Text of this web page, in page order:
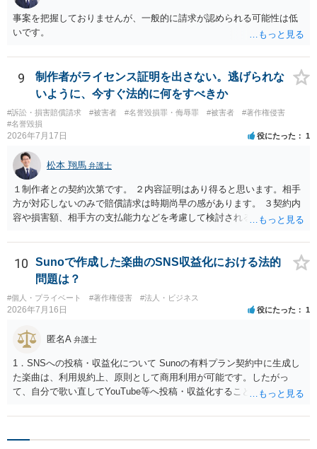
事案を把握しておりませんが、一般的に請求が認められる可能性は低
いです。
9
制作者がライセンス証明を出さない。逃げられな
いように、今すぐ法的に何をすべきか
#訴訟・損害賠償請求 #被害者 #名誉毀損罪・侮辱罪 #被害者
#著作権侵害
#名誉毀損
2026年7月17日 役にたった 1
松本 翔馬 弁護士
１制作者との契約次第です。 ２内容証明はあり得ると思います。相手
方が対応しないのみで賠償請求は時期尚早の感があります。 ３契約内
容や損害額、相手方の支払能力などを考慮して検討されるとよいでし
求する場合もありますが、認められるのはごく一部です。 ５事案の詳
細な検討が必要です。遅延損害金の発生なども確認するとよいでしょ
う。 ６弁護士に窓口を一本化して、直接連絡を避けることも方法の一
10
Sunoで作成した楽曲のSNS収益化における法的
問題は？
#個人・プライベート #著作権侵害 #法人・ビジネス
2026年7月16日 役にたった 1
匿名A 弁護士
1．SNSへの投稿・収益化について Sunoの有料プラン契約中に生成し
た楽曲は、利用規約上、原則として商用利用が可能です。したがっ
て、自分で歌い直してYouTube等へ投稿・収益化することも、通常は
確認してください。 2．メロディーや伴奏の使用について AIボーカル